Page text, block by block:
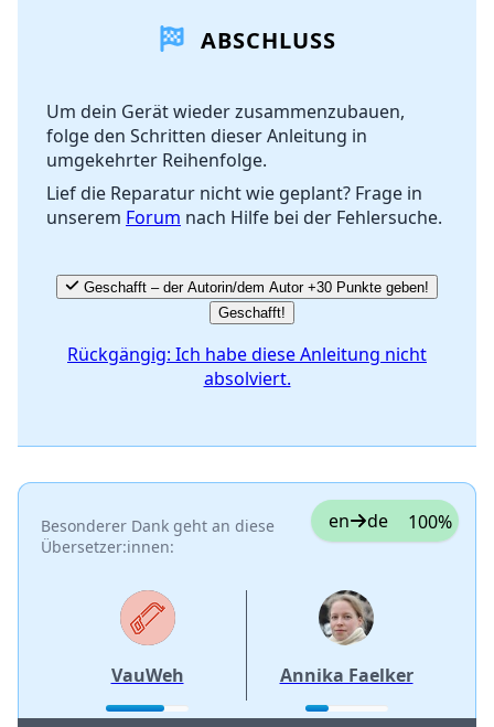
Kommentar hinzufügen
Abbrechen Kommentieren
ABSCHLUSS
Um dein Gerät wieder zusammenzubauen,
folge den Schritten dieser Anleitung in
umgekehrter Reihenfolge.
Lief die Reparatur nicht wie geplant? Frage in
unserem Forum nach Hilfe bei der Fehlersuche.
Geschafft – der Autorin/dem Autor +30 Punkte geben!
Geschafft!
Rückgängig: Ich habe diese Anleitung nicht
absolviert.
Besonderer Dank geht an diese
Übersetzer:innen:
en de 100%
VauWeh Annika Faelker